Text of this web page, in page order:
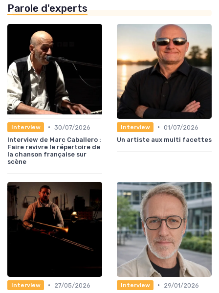
Parole d'experts
Interview • 30/07/2026
Interview de Marc Caballero :
Faire revivre le répertoire de
la chanson française sur
scène
Interview • 01/07/2026
Un artiste aux multi facettes
Interview •
27/05/2026
Interview •
29/01/2026